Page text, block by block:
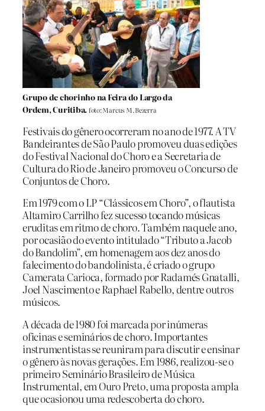
Grupo de chorinho na Feira do Largo da
Ordem, Curitiba. foto: Marcus M. Bezerra
Festivais do gênero ocorreram no ano de 1977. A TV
Bandeirantes de São Paulo promoveu duas edições
do Festival Nacional do Choro e a Secretaria de
Cultura do Rio de Janeiro promoveu o Concurso de
Conjuntos de Choro.
Em 1979 com o LP “Clássicos em Choro”, o flautista
Altamiro Carrilho fez sucesso tocando músicas
eruditas em ritmo de choro. Também naquele ano,
por ocasião do evento intitulado “Tributo a Jacob
do Bandolim”, em homenagem aos dez anos do
falecimento do bandolinista, é criado o grupo
Camerata Carioca, formado por Radamés Gnatalli,
Joel Nascimento e Raphael Rabello, dentre outros
músicos.
A década de 1980 foi marcada por inúmeras
oficinas e seminários de choro. Importantes
instrumentistas se reuniram para discutir e ensinar
o gênero às novas gerações. Em 1986, realizou-se o
primeiro Seminário Brasileiro de Música
Instrumental, em Ouro Preto, uma proposta ampla
que ocasionou uma redescoberta do choro.